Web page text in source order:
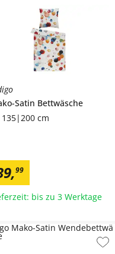
Satin Bettwäsche
135|200 cm
,99
bis zu 3 Werktage
Mako-Satin Wendebettwä